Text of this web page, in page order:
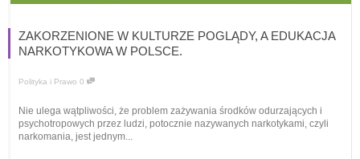
ZAKORZENIONE W KULTURZE POGLĄDY, A EDUKACJA
NARKOTYKOWA W POLSCE.
Polityka i Prawo 0
Nie ulega wątpliwości, że problem zażywania środków odurzających i
psychotropowych przez ludzi, potocznie nazywanych narkotykami, czyli
narkomania, jest jednym...